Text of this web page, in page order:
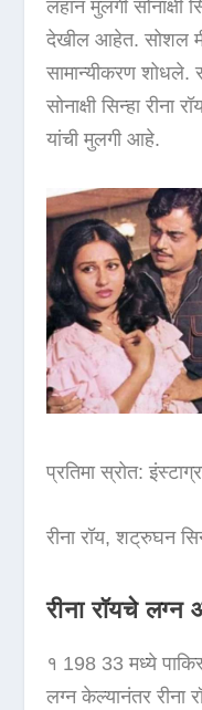
लहान मुलगी सोनाक्षी
देखील आहेत. सोशल
सामान्यीकरण शोधले.
सोनाक्षी सिन्हा
यांची मुलगी आहे.
प्रतिमा स्रोत:
रीना रॉय, शट्रुघन
रीना रॉयचे
१ 198 33 मध्ये
लग्न केल्यानंतर रीना